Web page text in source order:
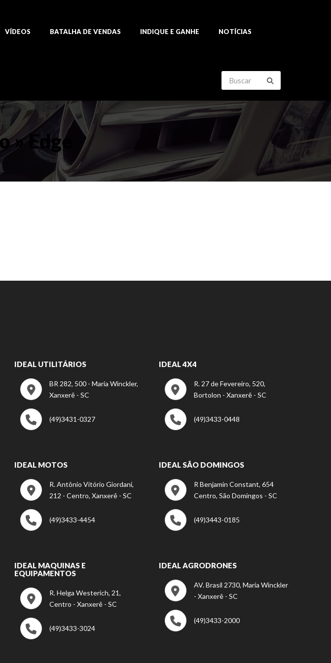
VÍDEOS BATALHA DE VENDAS INDIQUE E GANHE NOTÍCIAS
» Edge
IDEAL UTILITÁRIOS
BR 282, 500 - Maria Winckler,
Xanxerê - SC
(49)3431-0327
IDEAL 4X4
R. 27 de Fevereiro, 520,
Bortolon - Xanxerê - SC
(49)3433-0448
IDEAL MOTOS
R. Antônio Vitório Giordani,
212 - Centro, Xanxerê - SC
(49)3433-4454
IDEAL SÃO DOMINGOS
R Benjamin Constant, 654
Centro, São Domingos - SC
(49)3443-0185
IDEAL MAQUINAS E
EQUIPAMENTOS
R. Helga Westerich, 21,
Centro - Xanxerê - SC
(49)3433-3024
IDEAL AGRODRONES
AV. Brasil 2730, Maria Winckler
- Xanxerê - SC
(49)3433-2000